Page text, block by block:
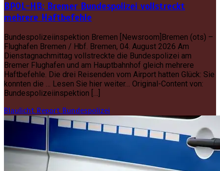
BPOL-HB: Bremer Bundespolizei vollstreckt
mehrere Haftbefehle
Bundespolizeiinspektion Bremen [Newsroom]Bremen (ots) –
Flughafen Bremen / Hbf. Bremen, 04. August 2026 Am
Dienstagnachmittag vollstreckte die Bundespolizei am
Bremer Flughafen und am Hauptbahnhof gleich mehrere
Haftbefehle. Die drei Reisenden vom Airport hatten Glück: Sie
konnten die … Lesen Sie hier weiter… Original-Content von:
Bundespolizeiinspektion […]
Blaulicht Report Bundespolizei